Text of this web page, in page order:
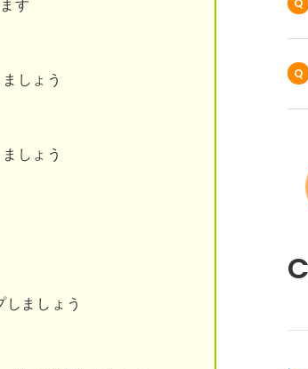
す
しょう
しょう
ましょう